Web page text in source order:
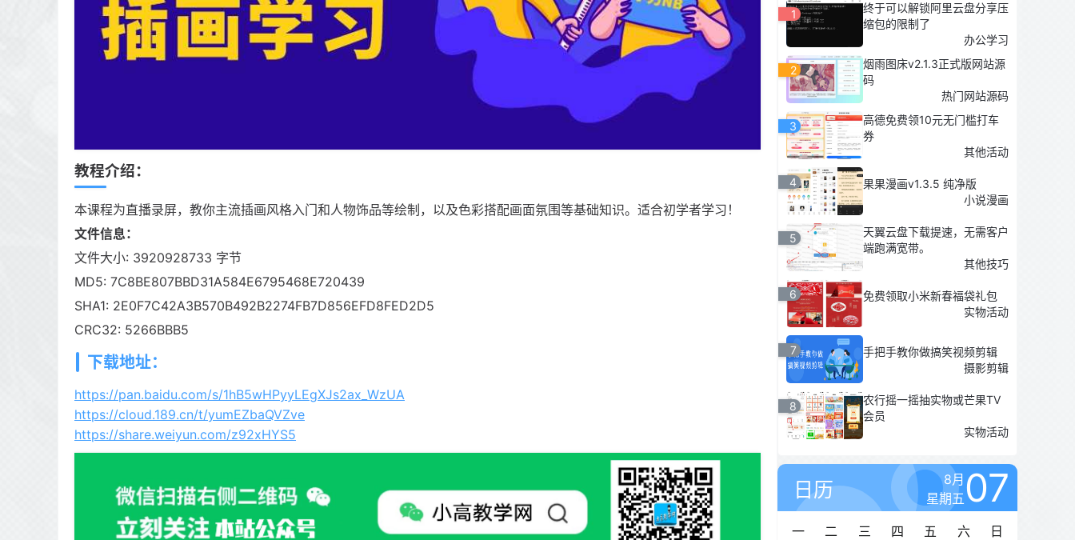
教程介绍：
本课程为直播录屏，教你主流插画风格入门和人物饰品等绘制，以及色彩搭配画面氛围等基础知识。适合初学者学习！
文件信息：
文件大小: 3920928733 字节
MD5: 7C8BE807BBD31A584E6795468E720439
SHA1: 2E0F7C42A3B570B492B2274FB7D856EFD8FED2D5
CRC32: 5266BBB5
下载地址：
https://pan.baidu.com/s/1hB5wHPyyLEgXJs2ax_WzUA
https://cloud.189.cn/t/yumEZbaQVZve
https://share.weiyun.com/z92xHYS5
1
终于可以解锁阿里云盘分享压
缩包的限制了
办公学习
2
烟雨图床v2.1.3正式版网站源
码
热门网站源码
3
高德免费领10元无门槛打车
券
其他活动
4
果果漫画v1.3.5 纯净版
小说漫画
5
天翼云盘下载提速，无需客户
端跑满宽带。
其他技巧
6
免费领取小米新春福袋礼包
实物活动
7
手把手教你做搞笑视频剪辑
摄影剪辑
8
农行摇一摇抽实物或芒果TV
会员
实物活动
日历
8月
星期五 07
一 二 三 四 五 六
日